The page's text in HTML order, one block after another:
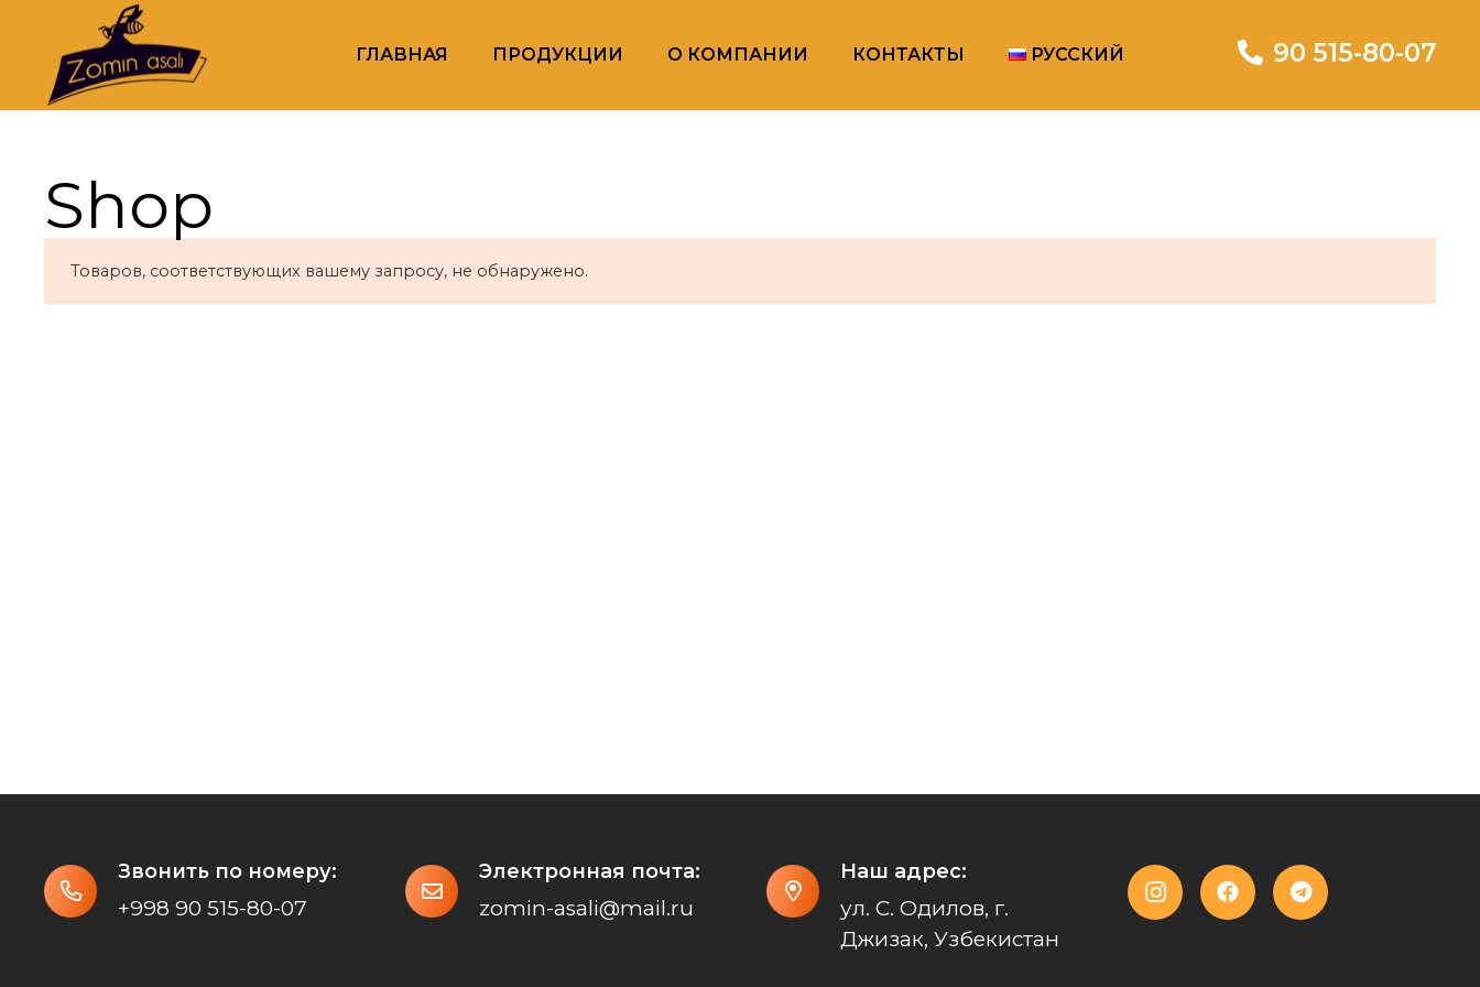
ГЛАВНАЯ ПРОДУКЦИИ О КОМПАНИИ КОНТАКТЫ РУССКИЙ 90 515-80-07
Shop
Товаров, соответствующих вашему запросу, не обнаружено.
Звонить по номеру:
+998 90 515-80-07
Электронная почта:
zomin-asali@mail.ru
Наш адрес:
ул. С. Одилов, г.
Джизак, Узбекистан